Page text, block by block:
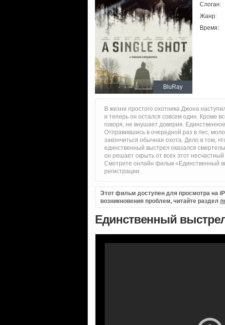
BluRay
Слоган:
Жанр:
Время:
В жизни простого охотника Джона
и теперь он остался совсем один. Кроме
говоря, не внушает доверия.
Отправившись в очередной раз в лес,
закончиться обычная охота. Дело в том,
единственный выстрел оказался
он решает скрыть от всех этот несчастный
Смотрите онлайн фильм «Единственный
регистрации.
Этот фильм доступен для просмотра на
возникновения проблем, читайте раздел
Единственный